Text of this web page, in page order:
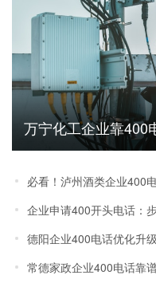
万宁化工企业靠400
必看！泸州酒类企业400
企业申请400开头电话：
德阳企业400电话优化升
常德家政企业400电话靠